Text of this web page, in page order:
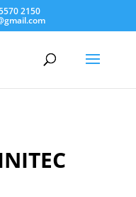
2150